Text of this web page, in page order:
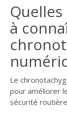
à
Le
pour améliorer
sécurité